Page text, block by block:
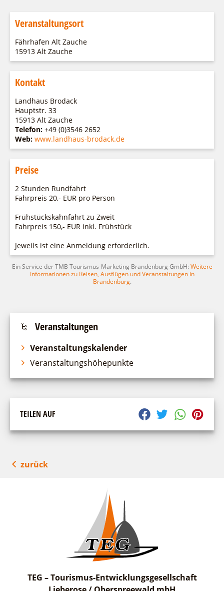
Veranstaltungsort
Fährhafen Alt Zauche
15913 Alt Zauche
Kontakt
Landhaus Brodack
Hauptstr. 33
15913 Alt Zauche
Telefon: +49 (0)3546 2652
Web: www.landhaus-brodack.de
Preise
2 Stunden Rundfahrt
Fahrpreis 20,- EUR pro Person
Frühstückskahnfahrt zu Zweit
Fahrpreis 150,- EUR inkl. Frühstück
Jeweils ist eine Anmeldung erforderlich.
Ein Service der TMB Tourismus-Marketing Brandenburg GmbH:Weitere
Informationen zu Reisen, Ausflügen und Veranstaltungen in
Brandenburg.
Veranstaltungen
Veranstaltungskalender
Veranstaltungshöhepunkte
TEILEN AUF
zurück
TEG – Tourismus-Entwicklungsgesellschaft